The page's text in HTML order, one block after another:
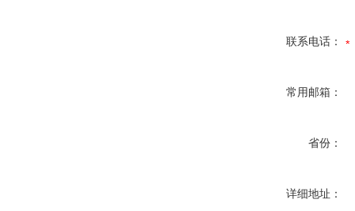
联系电话：
常用邮箱：
省份：
详细地址：